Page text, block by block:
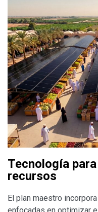
Tecnología
recursos
El plan maestro
enfocadas en optimizar